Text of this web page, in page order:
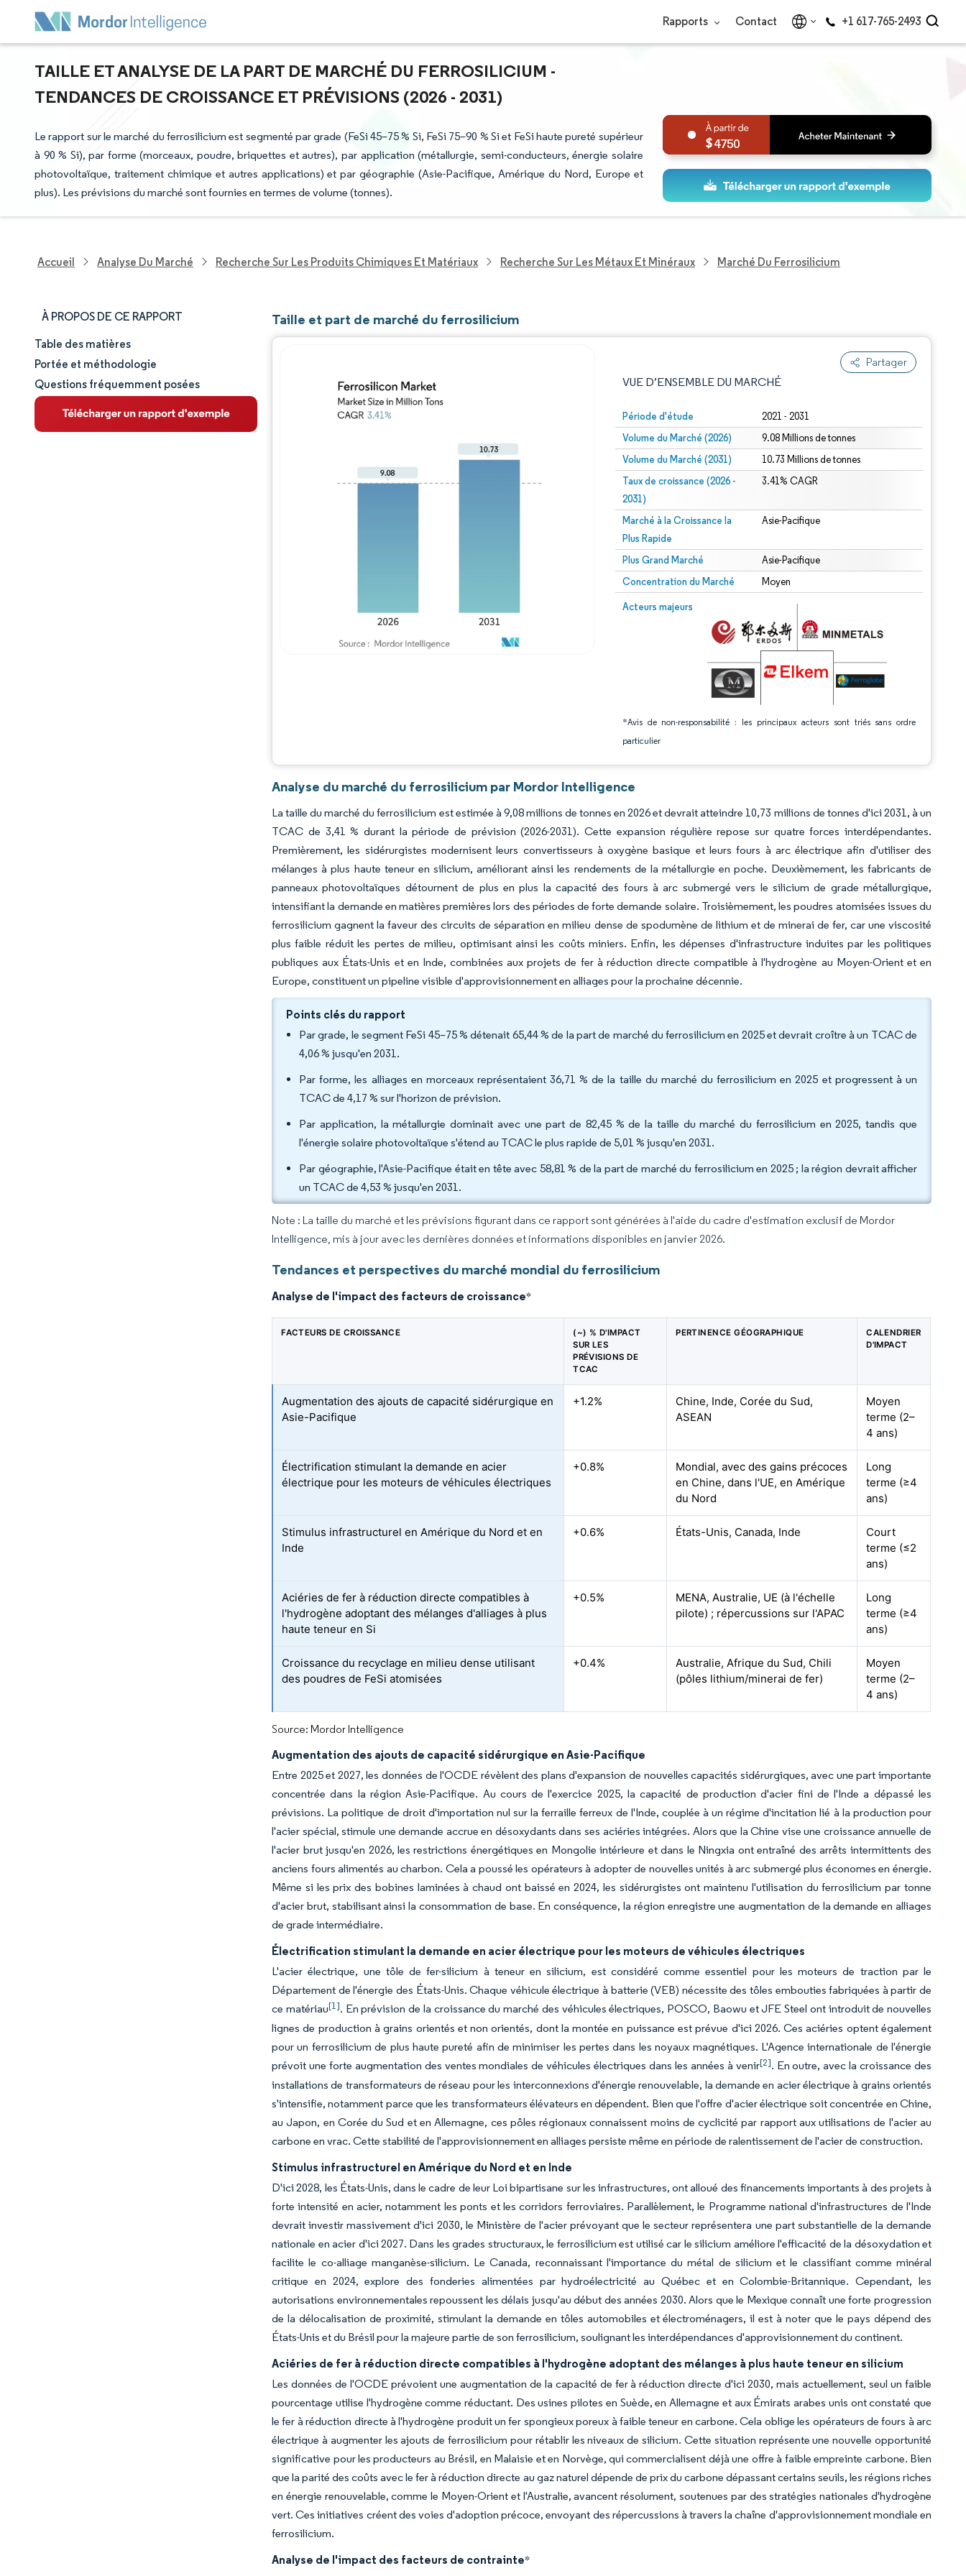
Rapports Contact +1 617-765-2493
TAILLE ET ANALYSE DE LA PART DE MARCHÉ DU FERROSILICIUM -
TENDANCES DE CROISSANCE ET PRÉVISIONS (2026 - 2031)
Le rapport sur le marché du ferrosilicium est segmenté par grade (FeSi 45–75 % Si, FeSi 75–90 % Si et FeSi haute pureté supérieur
à 90 % Si), par forme (morceaux, poudre, briquettes et autres), par application (métallurgie, semi-conducteurs, énergie solaire
photovoltaïque, traitement chimique et autres applications) et par géographie (Asie-Pacifique, Amérique du Nord, Europe et
plus). Les prévisions du marché sont fournies en termes de volume (tonnes).
4750
Accueil Analyse Du Marché Recherche Sur Les Produits Chimiques Et Matériaux Recherche Sur Les Métaux Et Minéraux Marché Du Ferrosilicium
À PROPOS DE CE RAPPORT
Taille et part de marché
Analyse du marché
Tendances et perspectives
Table des matières
Portée et méthodologie
Questions fréquemment posées
Taille et part de marché du ferrosilicium
Partager
VUE D’ENSEMBLE DU MARCHÉ
Période d'étude 2021 - 2031
Volume du Marché (2026) 9.08 Millions de tonnes
Volume du Marché (2031) 10.73 Millions de tonnes
Taux de croissance (2026 -
2031)
3.41% CAGR
Marché à la Croissance la
Plus Rapide
Asie-Pacifique
Plus Grand Marché Asie-Pacifique
Concentration du Marché Moyen
Acteurs majeurs
*Avis de non-responsabilité : les principaux acteurs sont triés sans ordre
particulier
Image © Mordor Intelligence. La réutilisation nécessite une attribution sous CC BY 4.0.
Image © Mordor Intelligence. La réutilisation nécessite une attribution sous CC BY 4.0.
Analyse du marché du ferrosilicium par Mordor Intelligence
La taille du marché du ferrosilicium est estimée à 9,08 millions de tonnes en 2026 et devrait atteindre 10,73 millions de tonnes d'ici 2031, à un
TCAC de 3,41 % durant la période de prévision (2026-2031). Cette expansion régulière repose sur quatre forces interdépendantes.
Premièrement, les sidérurgistes modernisent leurs convertisseurs à oxygène basique et leurs fours à arc électrique afin d'utiliser des
mélanges à plus haute teneur en silicium, améliorant ainsi les rendements de la métallurgie en poche. Deuxièmement, les fabricants de
panneaux photovoltaïques détournent de plus en plus la capacité des fours à arc submergé vers le silicium de grade métallurgique,
intensifiant la demande en matières premières lors des périodes de forte demande solaire. Troisièmement, les poudres atomisées issues du
ferrosilicium gagnent la faveur des circuits de séparation en milieu dense de spodumène de lithium et de minerai de fer, car une viscosité
plus faible réduit les pertes de milieu, optimisant ainsi les coûts miniers. Enfin, les dépenses d'infrastructure induites par les politiques
publiques aux États-Unis et en Inde, combinées aux projets de fer à réduction directe compatible à l'hydrogène au Moyen-Orient et en
Europe, constituent un pipeline visible d'approvisionnement en alliages pour la prochaine décennie.
Points clés du rapport
Par grade, le segment FeSi 45–75 % détenait 65,44 % de la part de marché du ferrosilicium en 2025 et devrait croître à un TCAC de
4,06 % jusqu'en 2031.
Par forme, les alliages en morceaux représentaient 36,71 % de la taille du marché du ferrosilicium en 2025 et progressent à un
TCAC de 4,17 % sur l'horizon de prévision.
Par application, la métallurgie dominait avec une part de 82,45 % de la taille du marché du ferrosilicium en 2025, tandis que
l'énergie solaire photovoltaïque s'étend au TCAC le plus rapide de 5,01 % jusqu'en 2031.
Par géographie, l'Asie-Pacifique était en tête avec 58,81 % de la part de marché du ferrosilicium en 2025 ; la région devrait afficher
un TCAC de 4,53 % jusqu'en 2031.
Note : La taille du marché et les prévisions figurant dans ce rapport sont générées à l'aide du cadre d'estimation exclusif de Mordor
Intelligence, mis à jour avec les dernières données et informations disponibles en janvier 2026.
Tendances et perspectives du marché mondial du ferrosilicium
Analyse de l'impact des facteurs de croissance*
FACTEURS DE CROISSANCE
(~) % D'IMPACT
SUR LES
PRÉVISIONS DE
TCAC
PERTINENCE GÉOGRAPHIQUE
CALENDRIER
D'IMPACT
Augmentation des ajouts de capacité sidérurgique en
Asie-Pacifique
+1.2%
Chine, Inde, Corée du Sud,
ASEAN
Moyen
terme (2–
4 ans)
Électrification stimulant la demande en acier
électrique pour les moteurs de véhicules électriques
+0.8%
Mondial, avec des gains précoces
en Chine, dans l'UE, en Amérique
du Nord
Long
terme (≥4
ans)
Stimulus infrastructurel en Amérique du Nord et en
Inde
+0.6% États-Unis, Canada, Inde
Court
terme (≤2
ans)
Aciéries de fer à réduction directe compatibles à
l'hydrogène adoptant des mélanges d'alliages à plus
haute teneur en Si
+0.5%
MENA, Australie, UE (à l'échelle
pilote) ; répercussions sur l'APAC
Long
terme (≥4
ans)
Croissance du recyclage en milieu dense utilisant
des poudres de FeSi atomisées
+0.4%
Australie, Afrique du Sud, Chili
(pôles lithium/minerai de fer)
Moyen
terme (2–
4 ans)
Source: Mordor Intelligence
Augmentation des ajouts de capacité sidérurgique en Asie-Pacifique
Entre 2025 et 2027, les données de l'OCDE révèlent des plans d'expansion de nouvelles capacités sidérurgiques, avec une part importante
concentrée dans la région Asie-Pacifique. Au cours de l'exercice 2025, la capacité de production d'acier fini de l'Inde a dépassé les
prévisions. La politique de droit d'importation nul sur la ferraille ferreux de l'Inde, couplée à un régime d'incitation lié à la production pour
l'acier spécial, stimule une demande accrue en désoxydants dans ses aciéries intégrées. Alors que la Chine vise une croissance annuelle de
l'acier brut jusqu'en 2026, les restrictions énergétiques en Mongolie intérieure et dans le Ningxia ont entraîné des arrêts intermittents des
anciens fours alimentés au charbon. Cela a poussé les opérateurs à adopter de nouvelles unités à arc submergé plus économes en énergie.
Même si les prix des bobines laminées à chaud ont baissé en 2024, les sidérurgistes ont maintenu l'utilisation du ferrosilicium par tonne
d'acier brut, stabilisant ainsi la consommation de base. En conséquence, la région enregistre une augmentation de la demande en alliages
de grade intermédiaire.
Électrification stimulant la demande en acier électrique pour les moteurs de véhicules électriques
L'acier électrique, une tôle de fer-silicium à teneur en silicium, est considéré comme essentiel pour les moteurs de traction par le
Département de l'énergie des États-Unis. Chaque véhicule électrique à batterie (VEB) nécessite des tôles embouties fabriquées à partir de
ce matériau[1]. En prévision de la croissance du marché des véhicules électriques, POSCO, Baowu et JFE Steel ont introduit de nouvelles
lignes de production à grains orientés et non orientés, dont la montée en puissance est prévue d'ici 2026. Ces aciéries optent également
pour un ferrosilicium de plus haute pureté afin de minimiser les pertes dans les noyaux magnétiques. L'Agence internationale de l'énergie
prévoit une forte augmentation des ventes mondiales de véhicules électriques dans les années à venir[2]. En outre, avec la croissance des
installations de transformateurs de réseau pour les interconnexions d'énergie renouvelable, la demande en acier électrique à grains orientés
s'intensifie, notamment parce que les transformateurs élévateurs en dépendent. Bien que l'offre d'acier électrique soit concentrée en Chine,
au Japon, en Corée du Sud et en Allemagne, ces pôles régionaux connaissent moins de cyclicité par rapport aux utilisations de l'acier au
carbone en vrac. Cette stabilité de l'approvisionnement en alliages persiste même en période de ralentissement de l'acier de construction.
Stimulus infrastructurel en Amérique du Nord et en Inde
D'ici 2028, les États-Unis, dans le cadre de leur Loi bipartisane sur les infrastructures, ont alloué des financements importants à des projets à
forte intensité en acier, notamment les ponts et les corridors ferroviaires. Parallèlement, le Programme national d'infrastructures de l'Inde
devrait investir massivement d'ici 2030, le Ministère de l'acier prévoyant que le secteur représentera une part substantielle de la demande
nationale en acier d'ici 2027. Dans les grades structuraux, le ferrosilicium est utilisé car le silicium améliore l'efficacité de la désoxydation et
facilite le co-alliage manganèse-silicium. Le Canada, reconnaissant l'importance du métal de silicium et le classifiant comme minéral
critique en 2024, explore des fonderies alimentées par hydroélectricité au Québec et en Colombie-Britannique. Cependant, les
autorisations environnementales repoussent les délais jusqu'au début des années 2030. Alors que le Mexique connaît une forte progression
de la délocalisation de proximité, stimulant la demande en tôles automobiles et électroménagers, il est à noter que le pays dépend des
États-Unis et du Brésil pour la majeure partie de son ferrosilicium, soulignant les interdépendances d'approvisionnement du continent.
Aciéries de fer à réduction directe compatibles à l'hydrogène adoptant des mélanges à plus haute teneur en silicium
Les données de l'OCDE prévoient une augmentation de la capacité de fer à réduction directe d'ici 2030, mais actuellement, seul un faible
pourcentage utilise l'hydrogène comme réductant. Des usines pilotes en Suède, en Allemagne et aux Émirats arabes unis ont constaté que
le fer à réduction directe à l'hydrogène produit un fer spongieux poreux à faible teneur en carbone. Cela oblige les opérateurs de fours à arc
électrique à augmenter les ajouts de ferrosilicium pour rétablir les niveaux de silicium. Cette situation représente une nouvelle opportunité
significative pour les producteurs au Brésil, en Malaisie et en Norvège, qui commercialisent déjà une offre à faible empreinte carbone. Bien
que la parité des coûts avec le fer à réduction directe au gaz naturel dépende de prix du carbone dépassant certains seuils, les régions riches
en énergie renouvelable, comme le Moyen-Orient et l'Australie, avancent résolument, soutenues par des stratégies nationales d'hydrogène
vert. Ces initiatives créent des voies d'adoption précoce, envoyant des répercussions à travers la chaîne d'approvisionnement mondiale en
ferrosilicium.
Analyse de l'impact des facteurs de contrainte*